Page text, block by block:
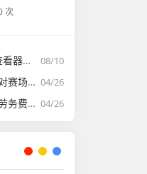
次
08/10
找回
04/26
人生赢家​
04/26
应该缺席​